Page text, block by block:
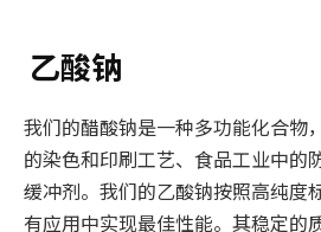
乙酸钠
我们的醋酸钠是一种多功能化合物
的染色和印刷工艺、食品工业中的
缓冲剂。我们的乙酸钠按照高纯度
有应用中实现最佳性能。其稳定的